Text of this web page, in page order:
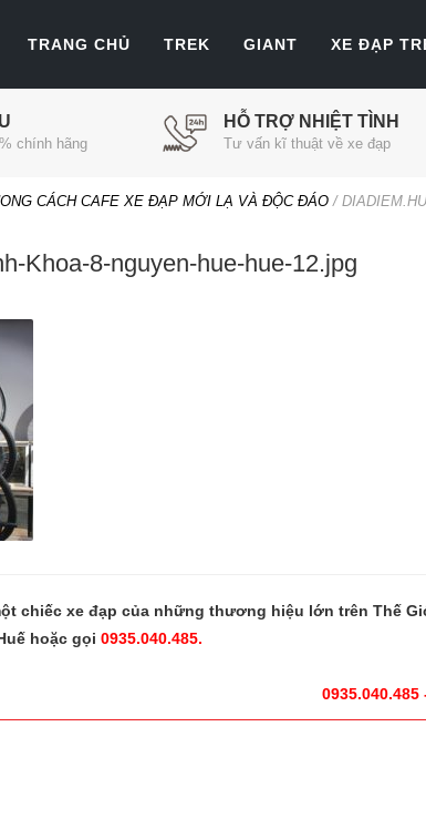
TRANG CHỦ TREK GIANT XE ĐẠP
chính hãng
HỖ TRỢ NHIỆT TÌNH
Tư vấn kĩ thuật về xe đạp
CÁCH CAFE XE ĐẠP MỚI LẠ VÀ ĐỘC ĐÁO /
Khoa-8-nguyen-hue-hue-12.jpg
chiếc xe đạp của những thương hiệu lớn trên Thế
hoặc gọi 0935.040.485.
0935.040.485